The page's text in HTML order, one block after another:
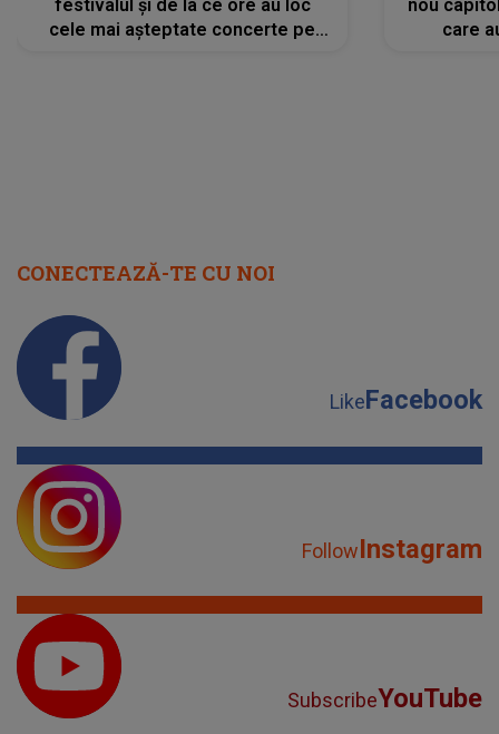
festivalul și de la ce ore au loc
cele mai așteptate concerte pe
nou
care
CONECTEAZĂ-TE CU NOI
LikeFacebook
FollowInstagram
SubscribeYouTube